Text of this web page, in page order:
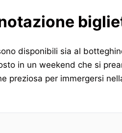
disponibili sia al
in un weekend che si
preziosa per immergersi